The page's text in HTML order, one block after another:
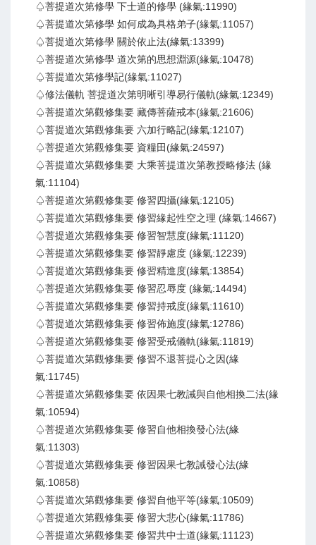
♤菩提道次第修學 下士道的修學 (緣氣:11990)
♤菩提道次第修學 如何成為具格弟子(緣氣:11057)
♤菩提道次第修學 關於依止法(緣氣:13399)
♤菩提道次第修學 道次第的思想淵源(緣氣:10478)
♤菩提道次第修學記(緣氣:11027)
♤修法儀軌 菩提道次第明晰引導易行儀軌(緣氣:12349)
♤菩提道次第觀修集要 藏傳菩薩戒本(緣氣:21606)
♤菩提道次第觀修集要 六加行略記(緣氣:12107)
♤菩提道次第觀修集要 資糧田(緣氣:24597)
♤菩提道次第觀修集要 大乘菩提道次第教授略修法 (緣
氣:11104)
♤菩提道次第觀修集要 修習四攝(緣氣:12105)
♤菩提道次第觀修集要 修習緣起性空之理 (緣氣:14667)
♤菩提道次第觀修集要 修習智慧度(緣氣:11120)
♤菩提道次第觀修集要 修習靜慮度 (緣氣:12239)
♤菩提道次第觀修集要 修習精進度(緣氣:13854)
♤菩提道次第觀修集要 修習忍辱度 (緣氣:14494)
♤菩提道次第觀修集要 修習持戒度(緣氣:11610)
♤菩提道次第觀修集要 修習佈施度(緣氣:12786)
♤菩提道次第觀修集要 修習受戒儀軌(緣氣:11819)
♤菩提道次第觀修集要 修習不退菩提心之因(緣
氣:11745)
♤菩提道次第觀修集要 依因果七教誡與自他相換二法(緣
氣:10594)
♤菩提道次第觀修集要 修習自他相換發心法(緣
氣:11303)
♤菩提道次第觀修集要 修習因果七教誡發心法(緣
氣:10858)
♤菩提道次第觀修集要 修習自他平等(緣氣:10509)
♤菩提道次第觀修集要 修習大悲心(緣氣:11786)
♤菩提道次第觀修集要 修習共中士道(緣氣:11123)